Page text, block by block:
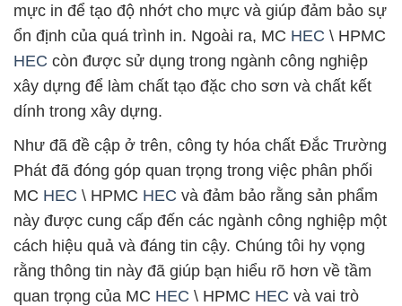
mực in để tạo độ nhớt cho mực và giúp đảm bảo sự
ổn định của quá trình in. Ngoài ra, MC HEC \ HPMC
HEC còn được sử dụng trong ngành công nghiệp
xây dựng để làm chất tạo đặc cho sơn và chất kết
dính trong xây dựng.
Như đã đề cập ở trên, công ty hóa chất Đắc Trường
Phát đã đóng góp quan trọng trong việc phân phối
MC HEC \ HPMC HEC và đảm bảo rằng sản phẩm
này được cung cấp đến các ngành công nghiệp một
cách hiệu quả và đáng tin cậy. Chúng tôi hy vọng
rằng thông tin này đã giúp bạn hiểu rõ hơn về tầm
quan trọng của MC HEC \ HPMC HEC và vai trò